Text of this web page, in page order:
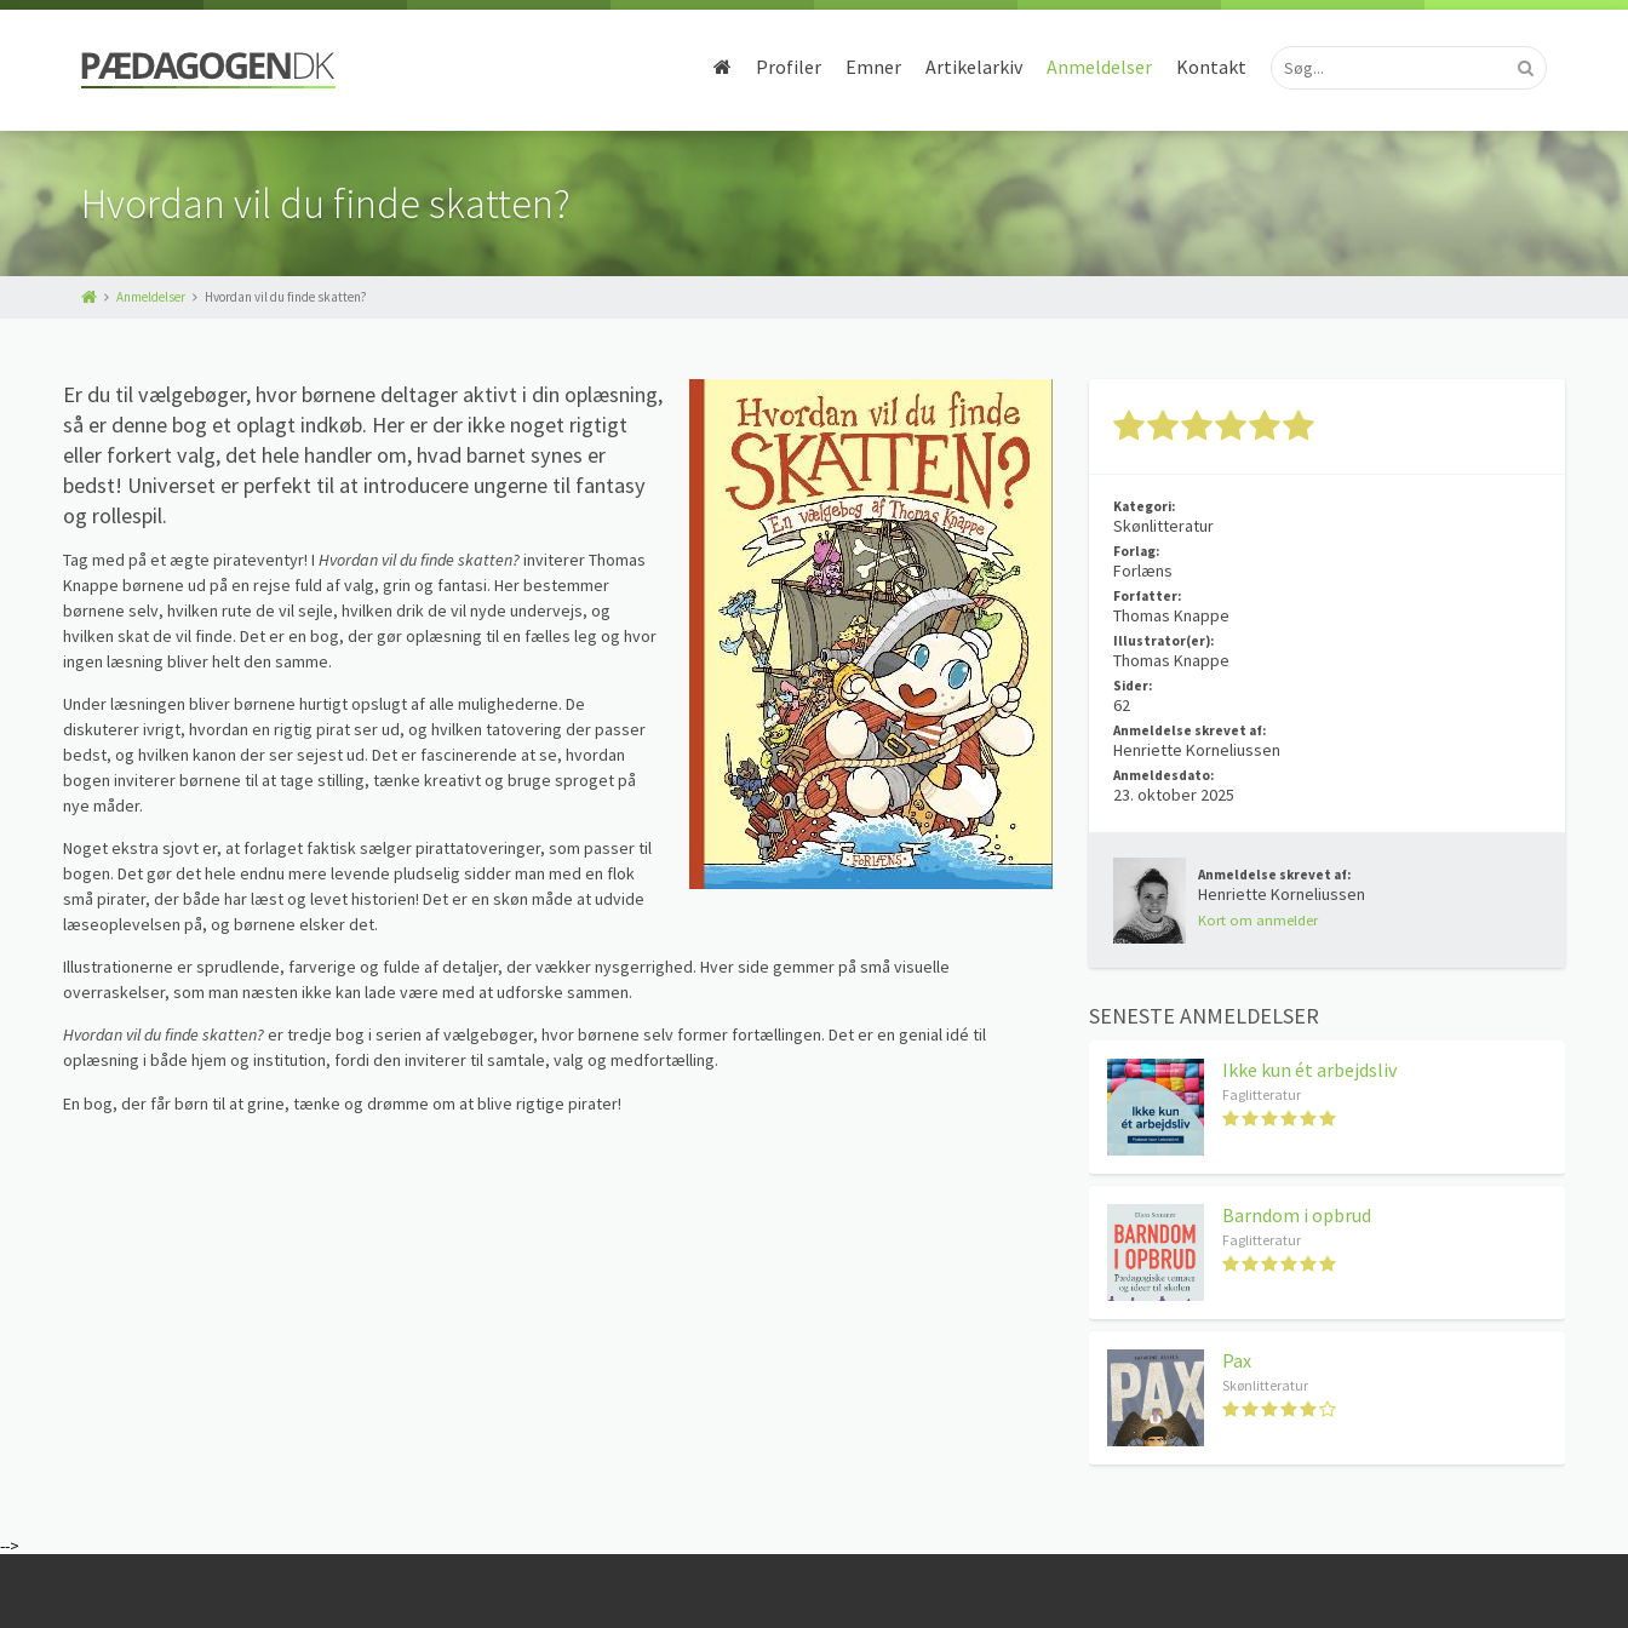
Profiler Emner Artikelarkiv Anmeldelser Kontakt
Hvordan vil du finde skatten?
Anmeldelser Hvordan vil du finde skatten?
Er du til vælgebøger, hvor børnene deltager aktivt i din oplæsning,
så er denne bog et oplagt indkøb. Her er der ikke noget rigtigt
eller forkert valg, det hele handler om, hvad barnet synes er
bedst! Universet er perfekt til at introducere ungerne til fantasy
og rollespil.
Tag med på et ægte pirateventyr! I Hvordan vil du finde skatten?inviterer Thomas
Knappe børnene ud på en rejse fuld af valg, grin og fantasi. Her bestemmer
børnene selv, hvilken rute de vil sejle, hvilken drik de vil nyde undervejs, og
hvilken skat de vil finde. Det er en bog, der gør oplæsning til en fælles leg og hvor
ingen læsning bliver helt den samme.
Under læsningen bliver børnene hurtigt opslugt af alle mulighederne. De
diskuterer ivrigt, hvordan en rigtig pirat ser ud, og hvilken tatovering der passer
bedst, og hvilken kanon der ser sejest ud. Det er fascinerende at se, hvordan
bogen inviterer børnene til at tage stilling, tænke kreativt og bruge sproget på
nye måder.
Noget ekstra sjovt er, at forlaget faktisk sælger pirattatoveringer, som passer til
bogen. Det gør det hele endnu mere levende pludselig sidder man med en flok
små pirater, der både har læst og levet historien! Det er en skøn måde at udvide
læseoplevelsen på, og børnene elsker det.
Illustrationerne er sprudlende, farverige og fulde af detaljer, der vækker nysgerrighed. Hver side gemmer på små visuelle
overraskelser, som man næsten ikke kan lade være med at udforske sammen.
Hvordan vil du finde skatten?er tredje bog i serien af vælgebøger, hvor børnene selv former fortællingen. Det er en genial idé til
oplæsning i både hjem og institution, fordi den inviterer til samtale, valg og medfortælling.
En bog, der får børn til at grine, tænke og drømme om at blive rigtige pirater!
Kategori:
Skønlitteratur
Forlag:
Forlæns
Forfatter:
Thomas Knappe
Illustrator(er):
Thomas Knappe
Sider:
62
Anmeldelse skrevet af:
Henriette Korneliussen
Anmeldesdato:
23. oktober 2025
Anmeldelse skrevet af:
Henriette Korneliussen
Kort om anmelder
SENESTE ANMELDELSER
Ikke kun ét arbejdsliv
Faglitteratur
Barndom i opbrud
Faglitteratur
Pax
Skønlitteratur
-->